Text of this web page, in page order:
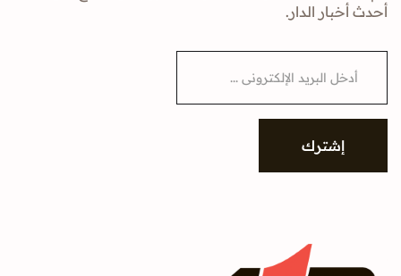
أحدث أخبار الدار.
i
إشترك